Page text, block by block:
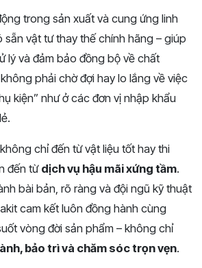
trong sản xuất và cung ứng linh
sẵn vật tư thay thế chính hãng – giúp
lý và đảm bảo đồng bộ về chất
phải chờ đợi hay lo lắng về việc
kiện” như ở các đơn vị nhập khẩu
chỉ đến từ vật liệu tốt hay thi
đến từ dịch vụ hậu mãi xứng tầm.
bài bản, rõ ràng và đội ngũ kỹ thuật
cam kết luôn đồng hành cùng
vòng đời sản phẩm – không chỉ
bảo trì và chăm sóc trọn vẹn.